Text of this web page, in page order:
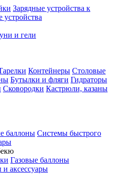
Зарядные устройства к
устройства
и гели
Контейнеры Столовые
Бутылки и фляги Гидраторы
Сковородки Кастрюли, казаны
баллоны Системы быстрого
Газовые баллоны
и аксессуары